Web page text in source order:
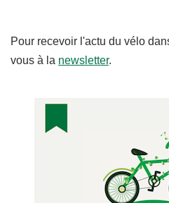
Pour recevoir l'actu du vélo
vous à la newsletter.